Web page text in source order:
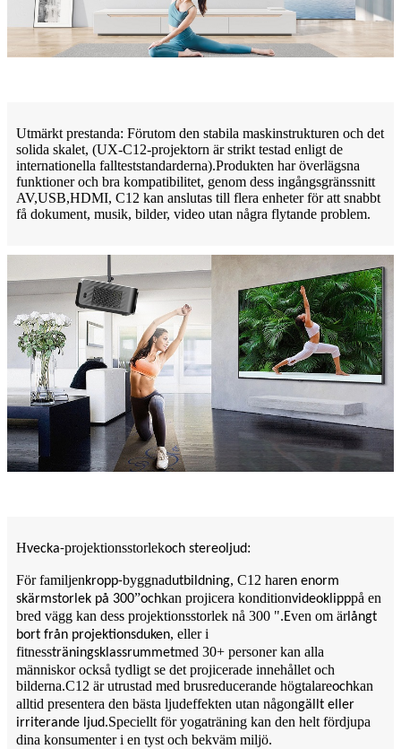
Utmärkt prestanda: Förutom den stabila maskinstrukturen och det
solida skalet, (UX-C12-projektorn är strikt testad enligt de
internationella fallteststandarderna).Produkten har överlägsna
funktioner och bra kompatibilitet, genom dess ingångsgränssnitt
AV,USB,HDMI, C12 kan anslutas till flera enheter för att snabbt
få dokument, musik, bilder, video utan några flytande problem.
Hvecka-projektionsstorlekoch stereoljud:
För familjenkropp-byggnadutbildning, C12 haren enorm
skärmstorlek på 300”ochkan projicera konditionvideoklipppå en
bred vägg kan dess projektionsstorlek nå 300 ".Even om ärlångt
bort från projektionsduken, eller i
fitnessträningsklassrummetmed 30+ personer kan alla
människor också tydligt se det projicerade innehållet och
bilderna.C12 är utrustad med brusreducerande högtalareochkan
alltid presentera den bästa ljudeffekten utan någongällt eller
irriterande ljud.Speciellt för yogaträning kan den helt fördjupa
dina konsumenter i en tyst och bekväm miljö.